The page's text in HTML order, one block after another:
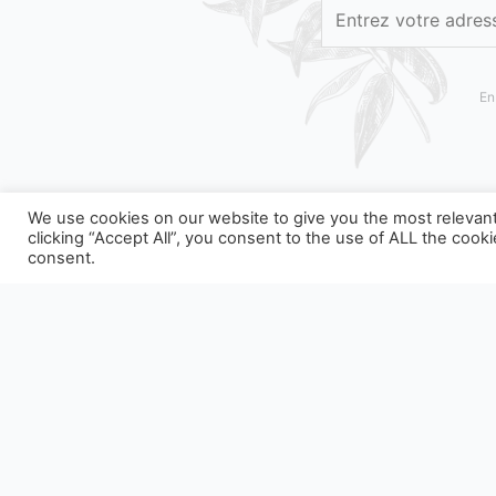
We use cookies on our website to give you the most
clicking “Accept All”, you consent to the use of ALL the
consent.